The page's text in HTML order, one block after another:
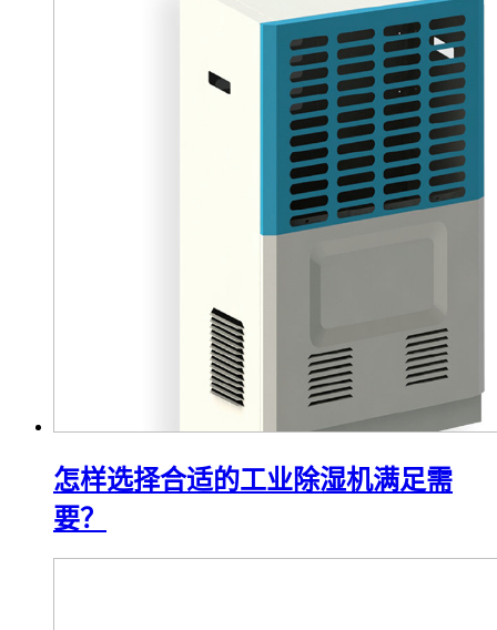
怎样选择合适的工业除湿机满足需
要？